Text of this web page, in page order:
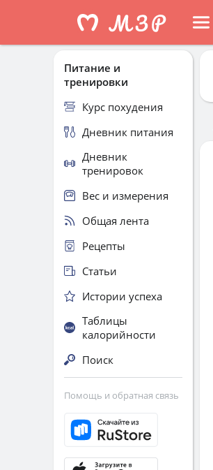
Питание и
тренировки
Курс похудения
Дневник питания
Дневник
тренировок
Вес и измерения
Общая лента
Рецепты
Статьи
Истории успеха
Таблицы
калорийности
Поиск
Помощь и обратная связь